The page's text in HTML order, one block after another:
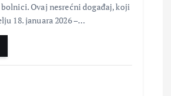
Ovaj nesrećni događaj, koji
18. januara 2026 –…